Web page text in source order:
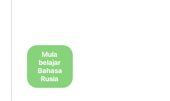
Mula
belajar
Bahasa
Rusia